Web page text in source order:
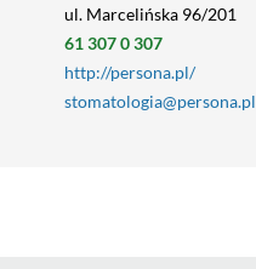
ul. Marcelińska 96/201
61 307 0 307
http://persona.pl/
stomatologia@persona.pl